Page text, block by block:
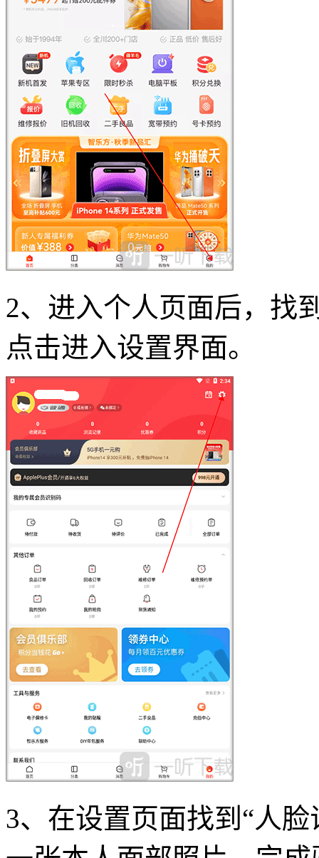
2、进入个人页面后，找
点击进入设置界面。
3、在设置页面找到“人